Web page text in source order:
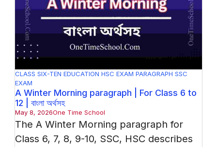
CLASS SIX-TEN EDUCATION HSC EXAM PARAGRAPH SSC
EXAM
A Winter Morning paragraph | For Class 6 to
12 | বাংলা অর্থসহ
May 8, 2026One Time School
The A Winter Morning paragraph for
Class 6, 7, 8, 9-10, SSC, HSC describes